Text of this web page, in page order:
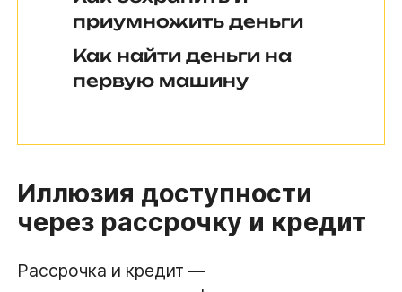
приумножить деньги
Как найти деньги на
первую машину
Иллюзия доступности
через рассрочку и кредит
Рассрочка и кредит —